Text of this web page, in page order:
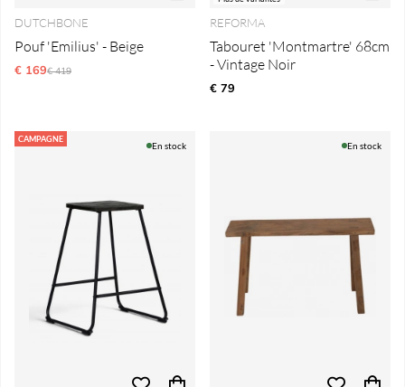
DUTCHBONE
Pouf 'Emilius' - Beige
€ 169Prix régulier:
€ 419
REFORMA
Tabouret 'Montmartre' 68cm
- Vintage Noir
€ 79
CAMPAGNE
En stock En stock